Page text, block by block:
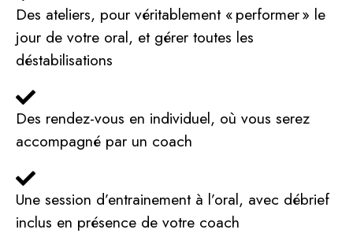
Des ateliers, pour véritablement « performer » le
jour de votre oral, et gérer toutes les
déstabilisations
Des rendez-vous en individuel, où vous serez
accompagné par un coach
Une session d’entrainement à l’oral, avec débrief
inclus en présence de votre coach